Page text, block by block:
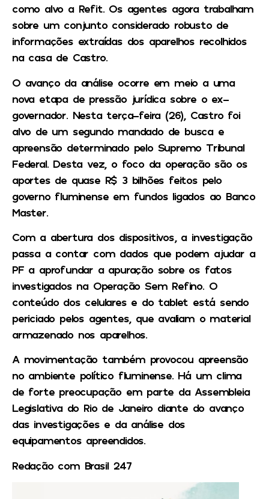
como alvo a Refit. Os agentes agora trabalham
sobre um conjunto considerado robusto de
informações extraídas dos aparelhos recolhidos
na casa de Castro.
O avanço da análise ocorre em meio a uma
nova etapa de pressão jurídica sobre o ex-
governador. Nesta terça-feira (26), Castro foi
alvo de um segundo mandado de busca e
apreensão determinado pelo Supremo Tribunal
Federal. Desta vez, o foco da operação são os
aportes de quase R$ 3 bilhões feitos pelo
governo fluminense em fundos ligados ao Banco
Master.
Com a abertura dos dispositivos, a investigação
passa a contar com dados que podem ajudar a
PF a aprofundar a apuração sobre os fatos
investigados na Operação Sem Refino. O
conteúdo dos celulares e do tablet está sendo
periciado pelos agentes, que avaliam o material
armazenado nos aparelhos.
A movimentação também provocou apreensão
no ambiente político fluminense. Há um clima
de forte preocupação em parte da Assembleia
Legislativa do Rio de Janeiro diante do avanço
das investigações e da análise dos
equipamentos apreendidos.
Redação com Brasil 247